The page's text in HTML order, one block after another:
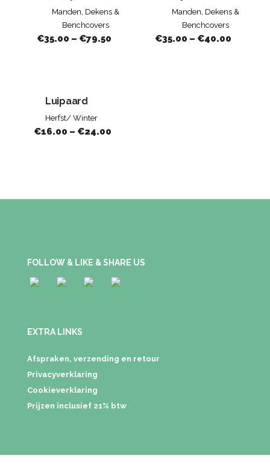
Manden, Dekens &
Benchcovers
€35.00 – €79.50
Manden, Dekens &
Benchcovers
€35.00 – €40.00
Luipaard
Herfst/ Winter
€16.00 – €24.00
FOLLOW & LIKE & SHARE US
EXTRA LINKS
Afspraken, verzending en retour
Privacyverklaring
Cookieverklaring
Prijzen inclusief 21% btw